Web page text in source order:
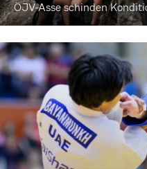
ÖJV-Asse schinden